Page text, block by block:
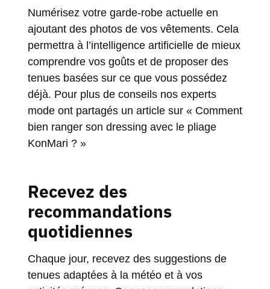
Numérisez votre garde-robe actuelle en
ajoutant des photos de vos vêtements. Cela
permettra à l’intelligence artificielle de mieux
comprendre vos goûts et de proposer des
tenues basées sur ce que vous possédez
déjà. Pour plus de conseils nos experts
mode ont partagés un article sur « Comment
bien ranger son dressing avec le pliage
KonMari ? »
Recevez des
recommandations
quotidiennes
Chaque jour, recevez des suggestions de
tenues adaptées à la météo et à vos